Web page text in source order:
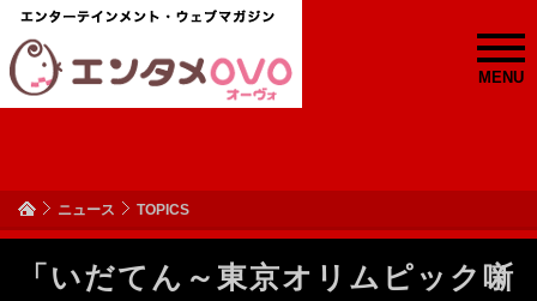
MENU
ニュース TOPICS
「いだてん～東京オリムピック噺